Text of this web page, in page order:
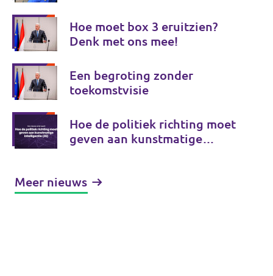
Hoe moet box 3 eruitzien?
Denk met ons mee!
Een begroting zonder
toekomstvisie
Hoe de politiek richting moet
geven aan kunstmatige
Meer nieuws